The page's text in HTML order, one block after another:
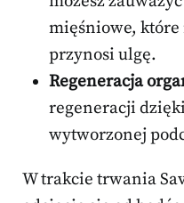
mięśniowe,
przynosi ulgę.
Regeneracja
regeneracji
wytworzonej
W trakcie trwania